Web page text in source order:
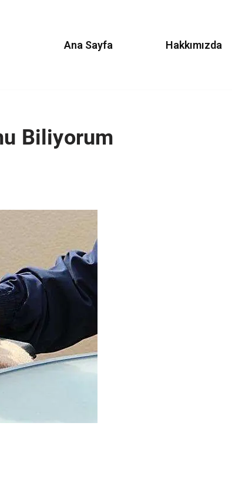
Ana Sayfa Hakkımızda
Biliyorum